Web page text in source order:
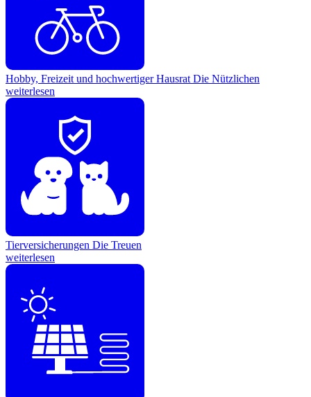
Hobby, Freizeit und hochwertiger Hausrat Die Nützlichen
weiterlesen
Tierversicherungen Die Treuen
weiterlesen